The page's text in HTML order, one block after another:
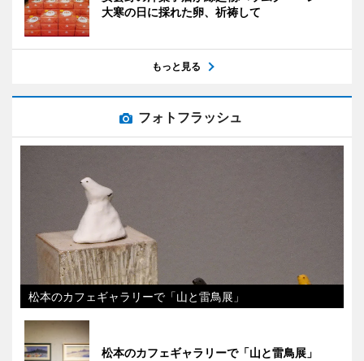
大寒の日に採れた卵、祈祷して
もっと見る
フォトフラッシュ
松本のカフェギャラリーで「山と雷鳥展」
松本のカフェギャラリーで「山と雷鳥展」